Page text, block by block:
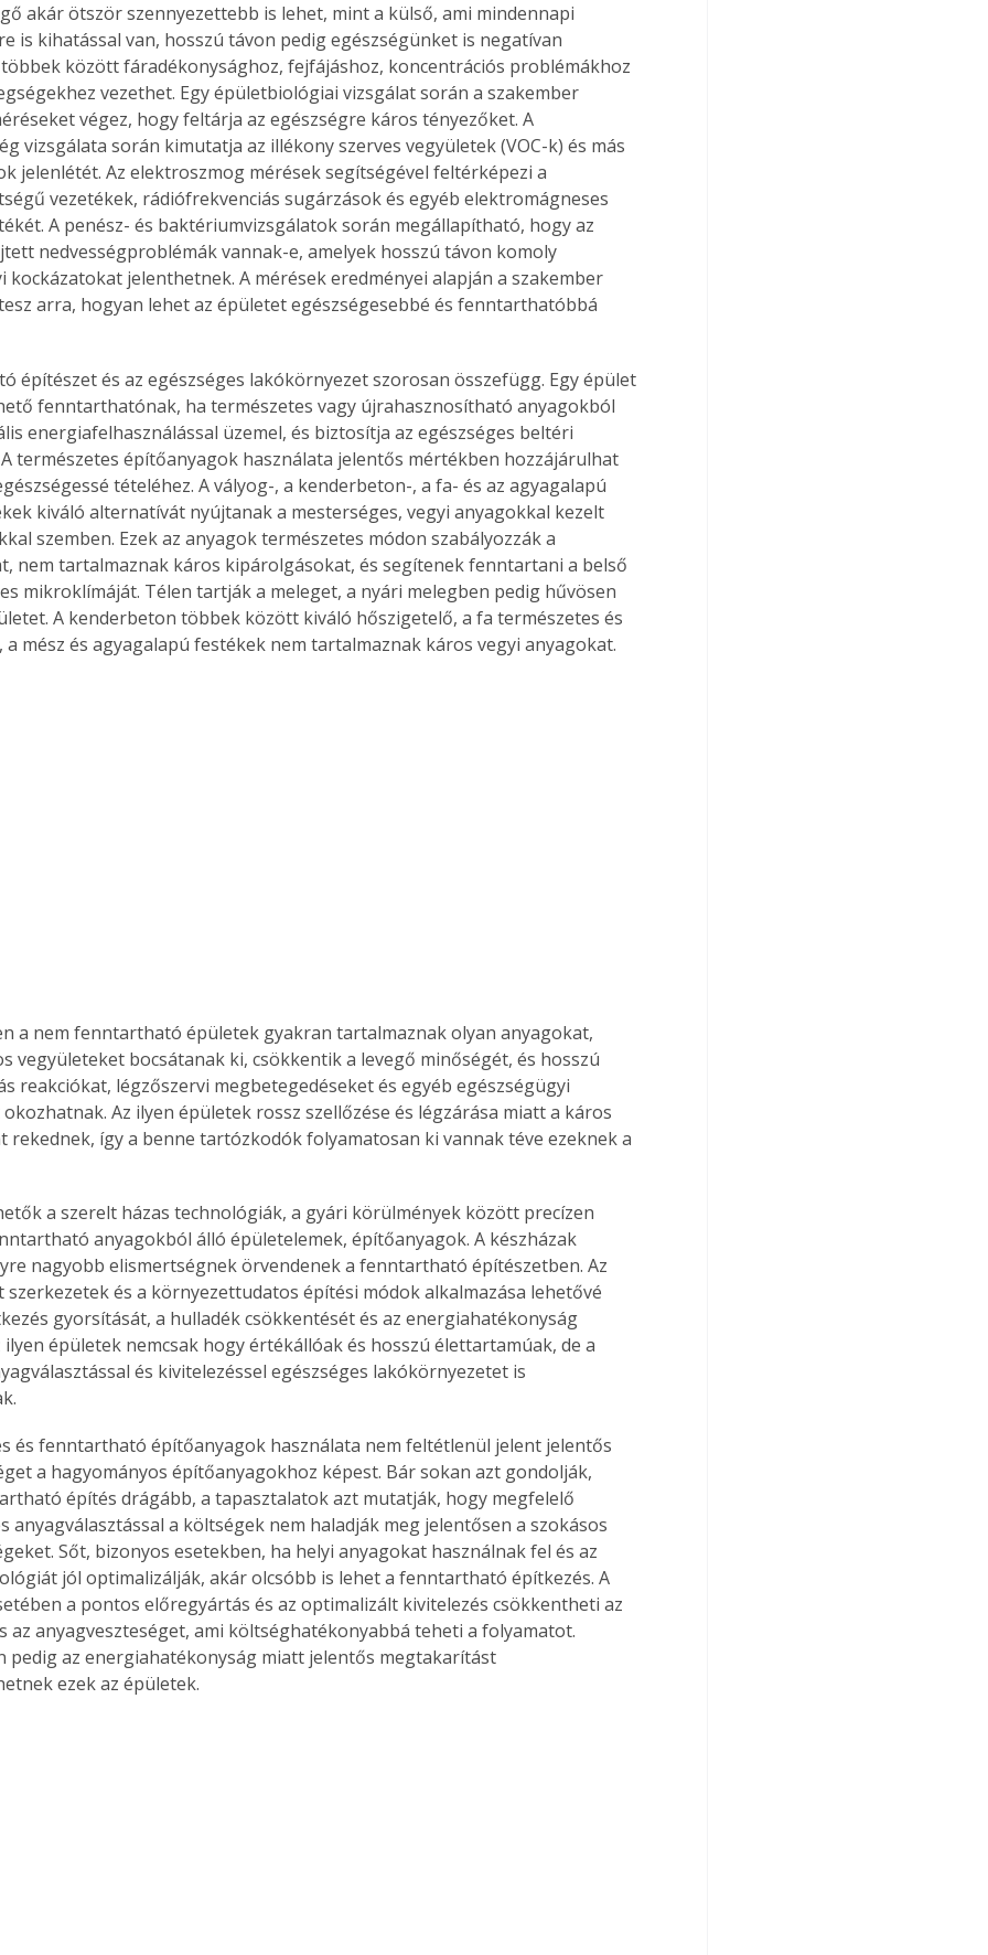
az
Együtt jobban megéri!
Bővebb információ itt!
Együtt jobban megéri! A
könyvek tetszőleges
akár ötször szennyezettebb is lehet, mint a külső, ami mindennapi
is kihatással van, hosszú távon pedig egészségünket is negatívan
között fáradékonysághoz, fejfájáshoz, koncentrációs problémákhoz
vezethet. Egy épületbiológiai vizsgálat során a szakember
végez, hogy feltárja az egészségre káros tényezőket. A
vizsgálata során kimutatja az illékony szerves vegyületek (VOC-k) és más
jelenlétét. Az elektroszmog mérések segítségével feltérképezi a
vezetékek, rádiófrekvenciás sugárzások és egyéb elektromágneses
A penész- és baktériumvizsgálatok során megállapítható, hogy az
nedvességproblémák vannak-e, amelyek hosszú távon komoly
kockázatokat jelenthetnek. A mérések eredményei alapján a szakember
arra, hogyan lehet az épületet egészségesebbé és fenntarthatóbbá
építészet és az egészséges lakókörnyezet szorosan összefügg. Egy épület
fenntarthatónak, ha természetes vagy újrahasznosítható anyagokból
energiafelhasználással üzemel, és biztosítja az egészséges beltéri
természetes építőanyagok használata jelentős mértékben hozzájárulhat
tételéhez. A vályog-, a kenderbeton-, a fa- és az agyagalapú
kiváló alternatívát nyújtanak a mesterséges, vegyi anyagokkal kezelt
szemben. Ezek az anyagok természetes módon szabályozzák a
nem tartalmaznak káros kipárolgásokat, és segítenek fenntartani a belső
mikroklímáját. Télen tartják a meleget, a nyári melegben pedig hűvösen
A kenderbeton többek között kiváló hőszigetelő, a fa természetes és
mész és agyagalapú festékek nem tartalmaznak káros vegyi anyagokat.
a nem fenntartható épületek gyakran tartalmaznak olyan anyagokat,
vegyületeket bocsátanak ki, csökkentik a levegő minőségét, és hosszú
reakciókat, légzőszervi megbetegedéseket és egyéb egészségügyi
Az ilyen épületek rossz szellőzése és légzárása miatt a káros
rekednek, így a benne tartózkodók folyamatosan ki vannak téve ezeknek a
a szerelt házas technológiák, a gyári körülmények között precízen
anyagokból álló épületelemek, építőanyagok. A készházak
nagyobb elismertségnek örvendenek a fenntartható építészetben. Az
és a környezettudatos építési módok alkalmazása lehetővé
gyorsítását, a hulladék csökkentését és az energiahatékonyság
ilyen épületek nemcsak hogy értékállóak és hosszú élettartamúak, de a
és kivitelezéssel egészséges lakókörnyezetet is
és fenntartható építőanyagok használata nem feltétlenül jelent jelentős
a hagyományos építőanyagokhoz képest. Bár sokan azt gondolják,
építés drágább, a tapasztalatok azt mutatják, hogy megfelelő
anyagválasztással a költségek nem haladják meg jelentősen a szokásos
Sőt, bizonyos esetekben, ha helyi anyagokat használnak fel és az
jól optimalizálják, akár olcsóbb is lehet a fenntartható építkezés. A
a pontos előregyártás és az optimalizált kivitelezés csökkentheti az
az anyagveszteséget, ami költséghatékonyabbá teheti a folyamatot.
pedig az energiahatékonyság miatt jelentős megtakarítást
ezek az épületek.